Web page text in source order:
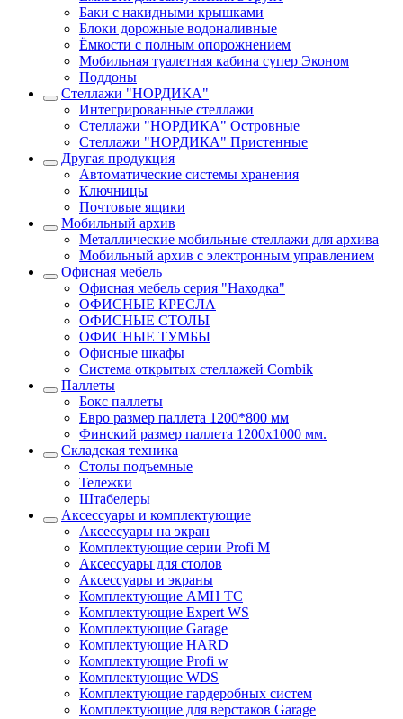
Баки с накидными крышками
Блоки дорожные водоналивные
Ёмкости с полным опорожнением
Мобильная туалетная кабина супер Эконом
Поддоны
Стеллажи "НОРДИКА"
Интегрированные стеллажи
Стеллажи "НОРДИКА" Островные
Стеллажи "НОРДИКА" Пристенные
Другая продукция
Автоматические системы хранения
Ключницы
Почтовые ящики
Мобильный архив
Металлические мобильные стеллажи для архива
Мобильный архив с электронным управлением
Офисная мебель
Офисная мебель серия "Находка"
ОФИСНЫЕ КРЕСЛА
ОФИСНЫЕ СТОЛЫ
ОФИСНЫЕ ТУМБЫ
Офисные шкафы
Система открытых стеллажей Combik
Паллеты
Бокс паллеты
Евро размер паллета 1200*800 мм
Финский размер паллета 1200х1000 мм.
Складская техника
Столы подъемные
Тележки
Штабелеры
Аксессуары и комплектующие
Аксессуары на экран
Комплектующие серии Profi M
Аксессуары для столов
Аксессуары и экраны
Комплектующие AMH TC
Комплектующие Expert WS
Комплектующие Garage
Комплектующие HARD
Комплектующие Profi w
Комплектующие WDS
Комплектующие гардеробных систем
Комплектующие для верстаков Garage